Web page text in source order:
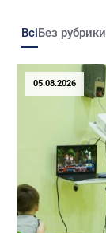
ВсіБез рубрики
05.08.2026